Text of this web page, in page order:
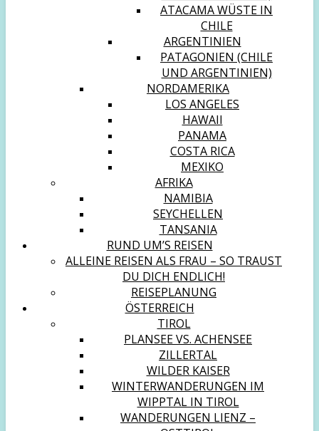
ATACAMA WÜSTE IN
CHILE
ARGENTINIEN
PATAGONIEN (CHILE
UND ARGENTINIEN)
NORDAMERIKA
LOS ANGELES
HAWAII
PANAMA
COSTA RICA
MEXIKO
AFRIKA
NAMIBIA
SEYCHELLEN
TANSANIA
RUND UM’S REISEN
ALLEINE REISEN ALS FRAU – SO TRAUST
DU DICH ENDLICH!
REISEPLANUNG
ÖSTERREICH
TIROL
PLANSEE VS. ACHENSEE
ZILLERTAL
WILDER KAISER
WINTERWANDERUNGEN IM
WIPPTAL IN TIROL
WANDERUNGEN LIENZ –